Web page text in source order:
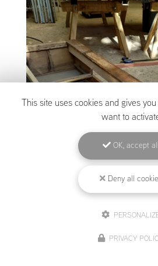
This site uses cookies and gives
want to
OK, accept
Deny all
PRIVACY